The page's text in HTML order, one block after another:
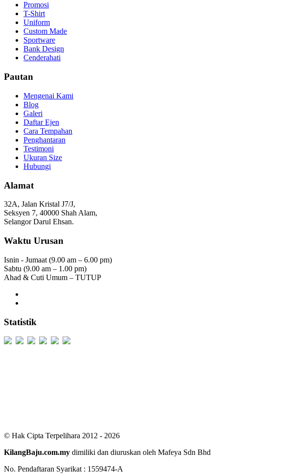
Promosi
T-Shirt
Uniform
Custom Made
Sportware
Bank Design
Cenderahati
Pautan
Mengenai Kami
Blog
Galeri
Daftar Ejen
Cara Tempahan
Penghantaran
Testimoni
Ukuran Size
Hubungi
Alamat
32A, Jalan Kristal J7/J,
Seksyen 7, 40000 Shah Alam,
Selangor Darul Ehsan.
Waktu Urusan
Isnin - Jumaat (9.00 am – 6.00 pm)
Sabtu (9.00 am – 1.00 pm)
Ahad & Cuti Umum – TUTUP
Statistik
© Hak Cipta Terpelihara 2012 - 2026
KilangBaju.com.my dimiliki dan diuruskan oleh Mafeya Sdn Bhd
No. Pendaftaran Syarikat : 1559474-A